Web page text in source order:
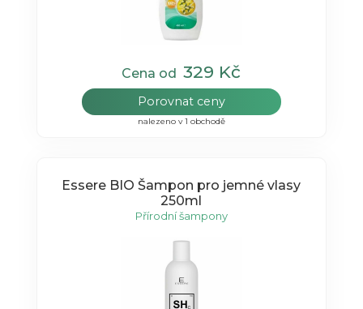
Cena od329 Kč
Porovnat ceny
nalezeno v 1 obchodě
Essere BIO Šampon pro jemné vlasy
250ml
Přírodní šampony